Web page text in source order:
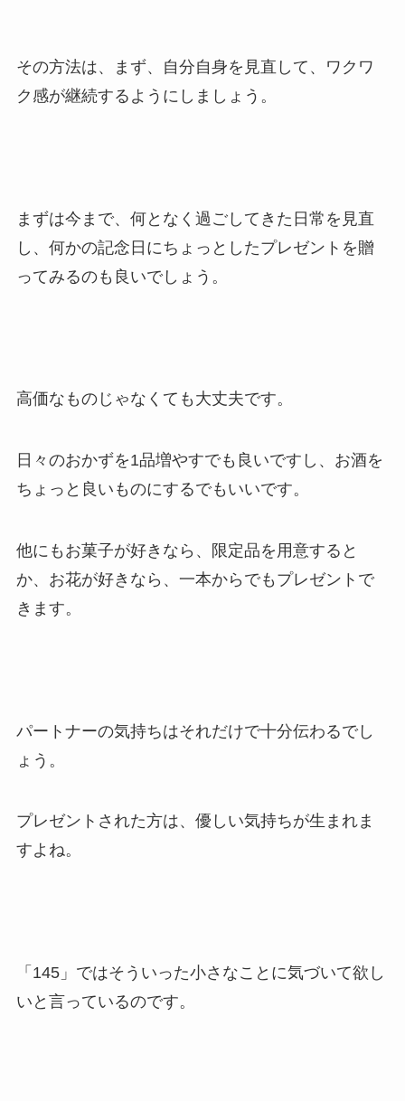
その方法は、まず、自分自身を見直して、ワクワ
ク感が継続するようにしましょう。
まずは今まで、何となく過ごしてきた日常を見直
し、何かの記念日にちょっとしたプレゼントを贈
ってみるのも良いでしょう。
高価なものじゃなくても大丈夫です。
日々のおかずを1品増やすでも良いですし、お酒を
ちょっと良いものにするでもいいです。
他にもお菓子が好きなら、限定品を用意すると
か、お花が好きなら、一本からでもプレゼントで
きます。
パートナーの気持ちはそれだけで十分伝わるでし
ょう。
プレゼントされた方は、優しい気持ちが生まれま
すよね。
「145」ではそういった小さなことに気づいて欲し
いと言っているのです。